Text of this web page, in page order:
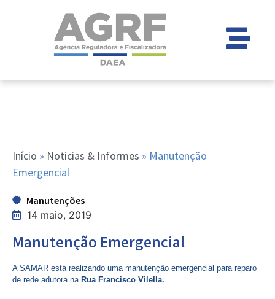
Início » Noticias & Informes » Manutenção
Emergencial
Manutenções
14 maio, 2019
Manutenção Emergencial
A SAMAR está realizando uma manutenção emergencial para reparo
de rede adutora na Rua Francisco Vilella.